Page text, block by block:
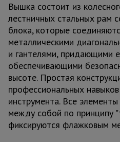
Вышка состоит из
лестничных стальных рам
блока, которые
металлическими
и гантелями, придающими
обеспечивающими
высоте. Простая
профессиональных
инструмента. Все
между собой по принципу
фиксируются флажковым